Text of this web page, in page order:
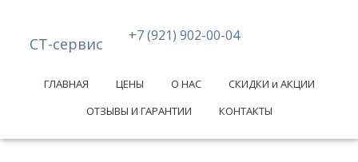
СТ-сервис +7 (921) 902-00-04
ГЛАВНАЯ ЦЕНЫ О НАС
СКИДКИ и АКЦИИ
ОТЗЫВЫ И ГАРАНТИИ
КОНТАКТЫ